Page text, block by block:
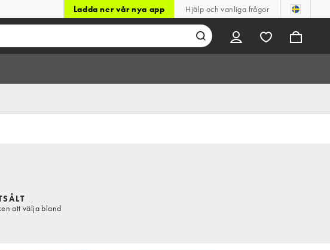
Ladda ner vår nya app Hjälp och vanliga frågor
att välja bland